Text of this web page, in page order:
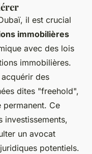
il est crucial
immobilières
avec des lois
immobilières.
des
dites "freehold",
Ce
investissements,
un avocat
potentiels.